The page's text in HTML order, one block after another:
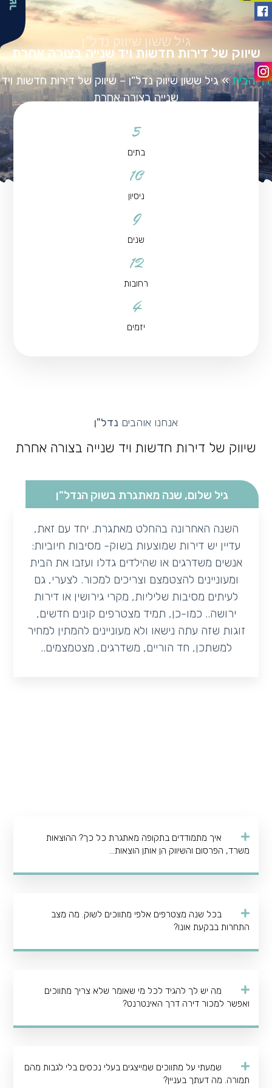
גיל ששון שיווק נדל"ן
שיווק של דירות חדשות ויד שנייה בצורה אחרת
דף הבית»גיל ששון שיווק נדל"ן – שיווק של דירות חדשות ויד
שנייה בצורה אחרת
5
בתים
10
ניסיון
9
שנים
12
רחובות
4
יזמים
אנחנו אוהבים נדל"ן
שיווק של דירות חדשות ויד שנייה בצורה אחרת
גיל שלום, שנה מאתגרת בשוק הנדל"ן
השנה האחרונה בהחלט מאתגרת. יחד עם זאת,
עדיין יש דירות שמוצעות בשוק- מסיבות חיוביות:
אנשים משדרגים או שהילדים גדלו ועזבו את הבית
ומעוניינים להצטמצם וצריכים למכור. לצערי, גם
לעיתים מסיבות שליליות, מקרי גירושין או דירות
ירושה.. כמו-כן, תמיד מצטרפים קונים חדשים,
זוגות שזה עתה נישאו ולא מעוניינים להמתין למחיר
למשתכן, חד הוריים, משדרגים, מצטמצמים..
איך מתמודדים בתקופה מאתגרת כל כך? ההוצאות
משרד, הפרסום והשיווק הן אותן הוצאות...
בכל שנה מצטרפים אלפי מתווכים לשוק. מה מצב
התחרות בבקעת אונו?
מה יש לך להגיד לכל מי שאומר שלא צריך מתווכים
ואפשר למכור דירה דרך האינטרנט?
שמעתי על מתווכים שמייצגים בעלי נכסים בלי לגבות מהם
תמורה. מה דעתך בעניין?